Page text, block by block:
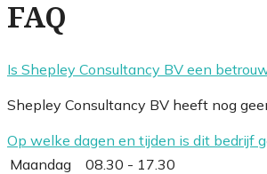
FAQ
Is Shepley Consultancy BV een
Shepley Consultancy BV heeft nog
Op welke dagen en tijden is dit bedrijf
Maandag
08.30 - 17.30